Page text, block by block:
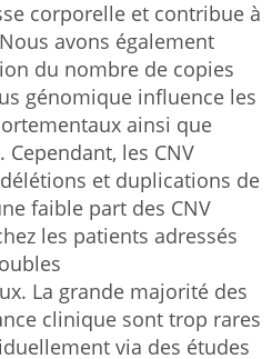
corporelle et contribue à
avons également
du nombre de copies
génomique influence les
ainsi que
Cependant, les CNV
et duplications de
faible part des CNV
les patients adressés
La grande majorité des
clinique sont trop rares
via des études